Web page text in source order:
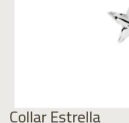
Collar Estrella